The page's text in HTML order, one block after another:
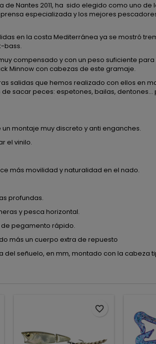
Nantes 2011, ha sido elegido como uno de
especializada y los mejores
en la costa Mediterránea ya se mostró
bass.
compensado y con un peso suficiente
Minnow con cabezas de este gramaje.
salidas que hemos realizado con ellos en
sacar peces: espetones, bailas,
montaje muy discreto y anti enganches.
el vinilo.
más movilidad y naturalidad en el nado.
profundas.
y pesca horizontal.
pegamento rápido.
más un cuerpo extra de repuesto
del señuelo, en mm, montado con la cabeza
favorite_border